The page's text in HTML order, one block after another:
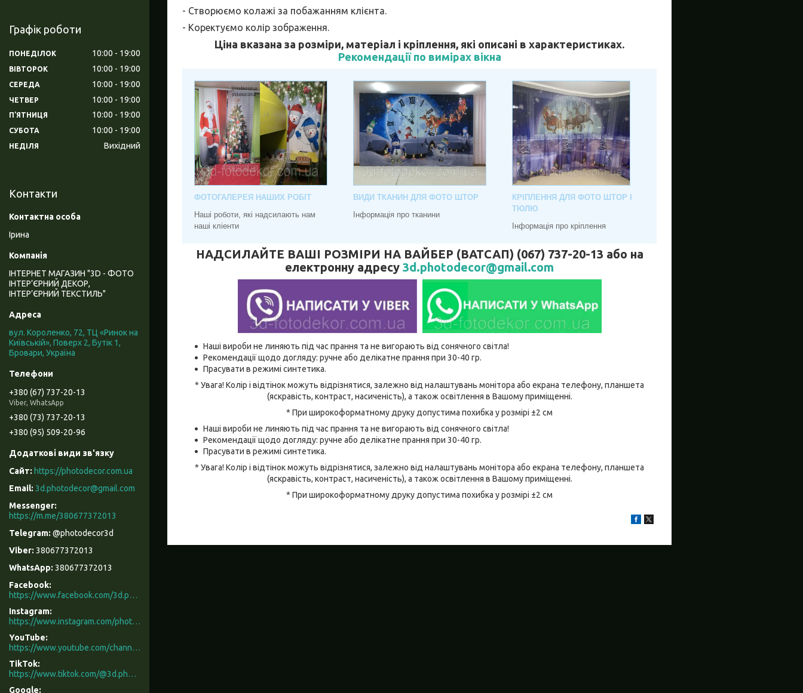
- Створюємо колажі за побажанням клієнта.
- Коректуємо колір зображення.
Ціна вказана за розміри, матеріал і кріплення, які описані в характеристиках.
Рекомендації по вимірах вікна
ФОТОГАЛЕРЕЯ НАШИХ РОБІТ
Наші роботи, які надсилають нам
наші кліенти
ВИДИ ТКАНИН ДЛЯ ФОТО ШТОР
Інформація про тканини
КРІПЛЕННЯ ДЛЯ ФОТО ШТОР І
ТЮЛЮ
Інформація про кріплення
НАДСИЛАЙТЕ ВАШІ РОЗМІРИ НА ВАЙБЕР (ВАТСАП) (067) 737-20-13 або на
електронну адресу 3d.photodecor@gmail.com
Наші вироби не линяють під час прання та не вигорають від сонячного світла!
Рекомендації щодо догляду: ручне або делікатне прання при 30-40 гр.
Прасувати в режимі синтетика.
* Увага! Колір і відтінок можуть відрізнятися, залежно від налаштувань монітора або екрана телефону, планшета
(яскравість, контраст, насиченість), а також освітлення в Вашому приміщенні.
* При широкоформатному друку допустима похибка у розмірі ±2 см
Наші вироби не линяють під час прання та не вигорають від сонячного світла!
Рекомендації щодо догляду: ручне або делікатне прання при 30-40 гр.
Прасувати в режимі синтетика.
* Увага! Колір і відтінок можуть відрізнятися, залежно від налаштувань монітора або екрана телефону, планшета
(яскравість, контраст, насиченість), а також освітлення в Вашому приміщенні.
* При широкоформатному друку допустима похибка у розмірі ±2 см
Графік роботи
ПОНЕДІЛОК 10:00 19:00
ВІВТОРОК 10:00 19:00
СЕРЕДА 10:00 19:00
ЧЕТВЕР 10:00 19:00
ПʼЯТНИЦЯ 10:00 19:00
СУБОТА 10:00 19:00
НЕДІЛЯ Вихідний
Контакти
Ірина
ІНТЕРНЕТ МАГАЗИН "3D - ФОТО
ІНТЕР’ЄРНИЙ ДЕКОР,
ІНТЕР’ЄРНИЙ ТЕКСТИЛЬ"
вул. Короленко, 72, ТЦ «Ринок на
Київській», Поверх 2, Бутік 1,
Бровари, Україна
+380 (67) 737-20-13
Viber, WhatsApp
+380 (73) 737-20-13
+380 (95) 509-20-96
https://photodecor.com.ua
3d.photodecor@gmail.com
https://m.me/380677372013
@photodecor3d
380677372013
380677372013
Facebook
https://www.facebook.com/3d.photodecor/
Instagram
https://www.instagram.com/photodecor.com.ua/
YouTube
https://www.youtube.com/channel/UCXCUerfqRY1Pw7-IptdbqyA/videos
TikTok
https://www.tiktok.com/@3d.photodecor?is_from_webapp=1&sender_device=pc
Google